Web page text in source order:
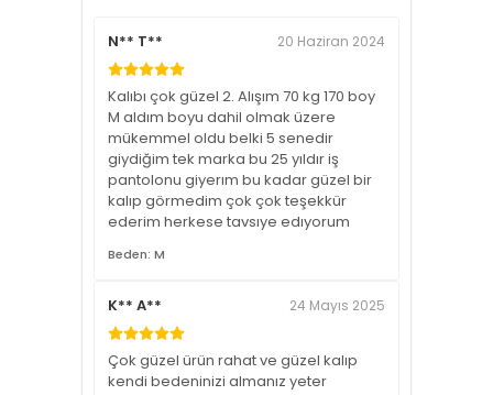
N** T** 20 Haziran 2024
Kalıbı çok güzel 2. Alışım 70 kg 170 boy
M aldım boyu dahil olmak üzere
mükemmel oldu belki 5 senedir
giydiğim tek marka bu 25 yıldır iş
pantolonu giyerım bu kadar güzel bir
kalıp görmedim çok çok teşekkür
ederim herkese tavsıye edıyorum
Beden: M
K** A** 24 Mayıs 2025
Çok güzel ürün rahat ve güzel kalıp
kendi bedeninizi almanız yeter